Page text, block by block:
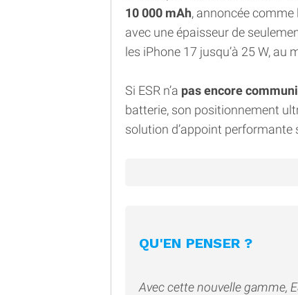
10 000 mAh, annoncée
avec une épaisseur de
les iPhone 17 jusqu’à 25 W,
Si ESR n’a pas encore
batterie, son positionnement
solution d’appoint
QU'EN PENSER ?
Avec cette nouvelle gamme,